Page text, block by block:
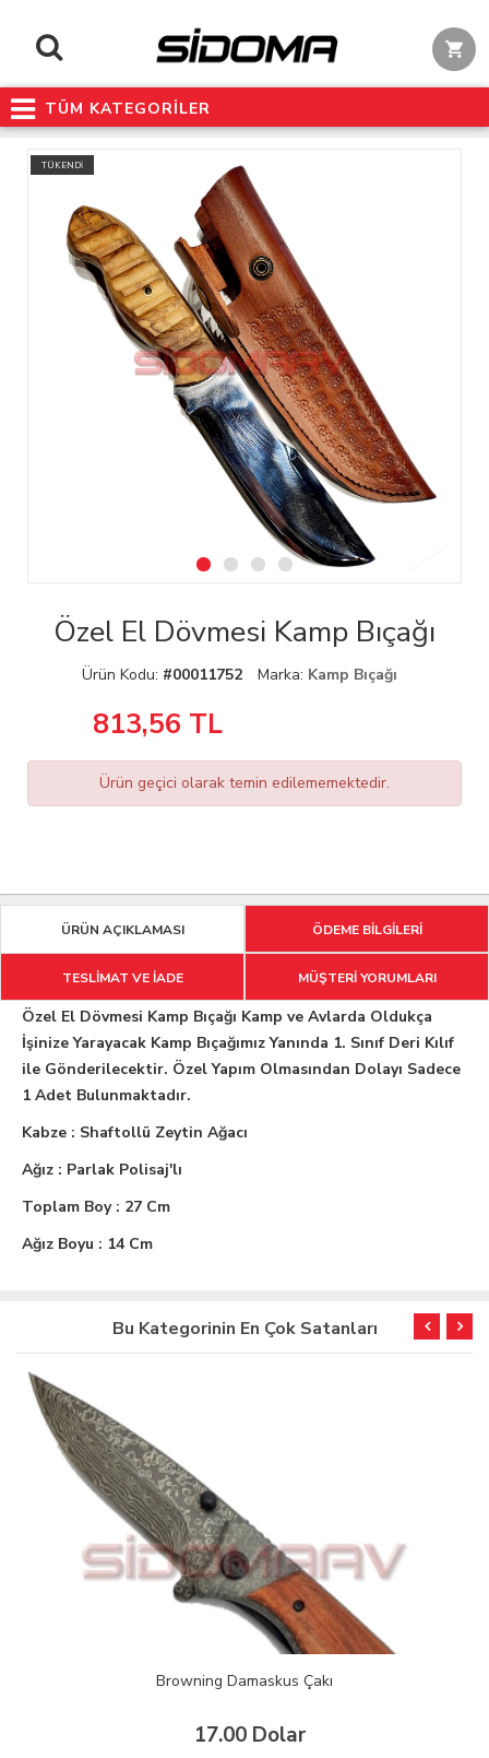
TÜM KATEGORİLER
TÜKENDİ
Özel El Dövmesi Kamp Bıçağı
Ürün Kodu: #00011752 Marka: Kamp Bıçağı
813,56 TL
Ürün geçici olarak temin edilememektedir.
ÜRÜN AÇIKLAMASI ÖDEME BİLGİLERİ
TESLİMAT VE İADE MÜŞTERİ YORUMLARI
Özel El Dövmesi Kamp Bıçağı Kamp ve Avlarda Oldukça
İşinize Yarayacak Kamp Bıçağımız Yanında 1. Sınıf Deri Kılıf
ile Gönderilecektir. Özel Yapım Olmasından Dolayı Sadece
1 Adet Bulunmaktadır.
Kabze : Shaftollü Zeytin Ağacı
Ağız : Parlak Polisaj'lı
Toplam Boy : 27 Cm
Ağız Boyu : 14 Cm
Bu Kategorinin En Çok Satanları
Browning Damaskus Çakı
17.00 Dolar